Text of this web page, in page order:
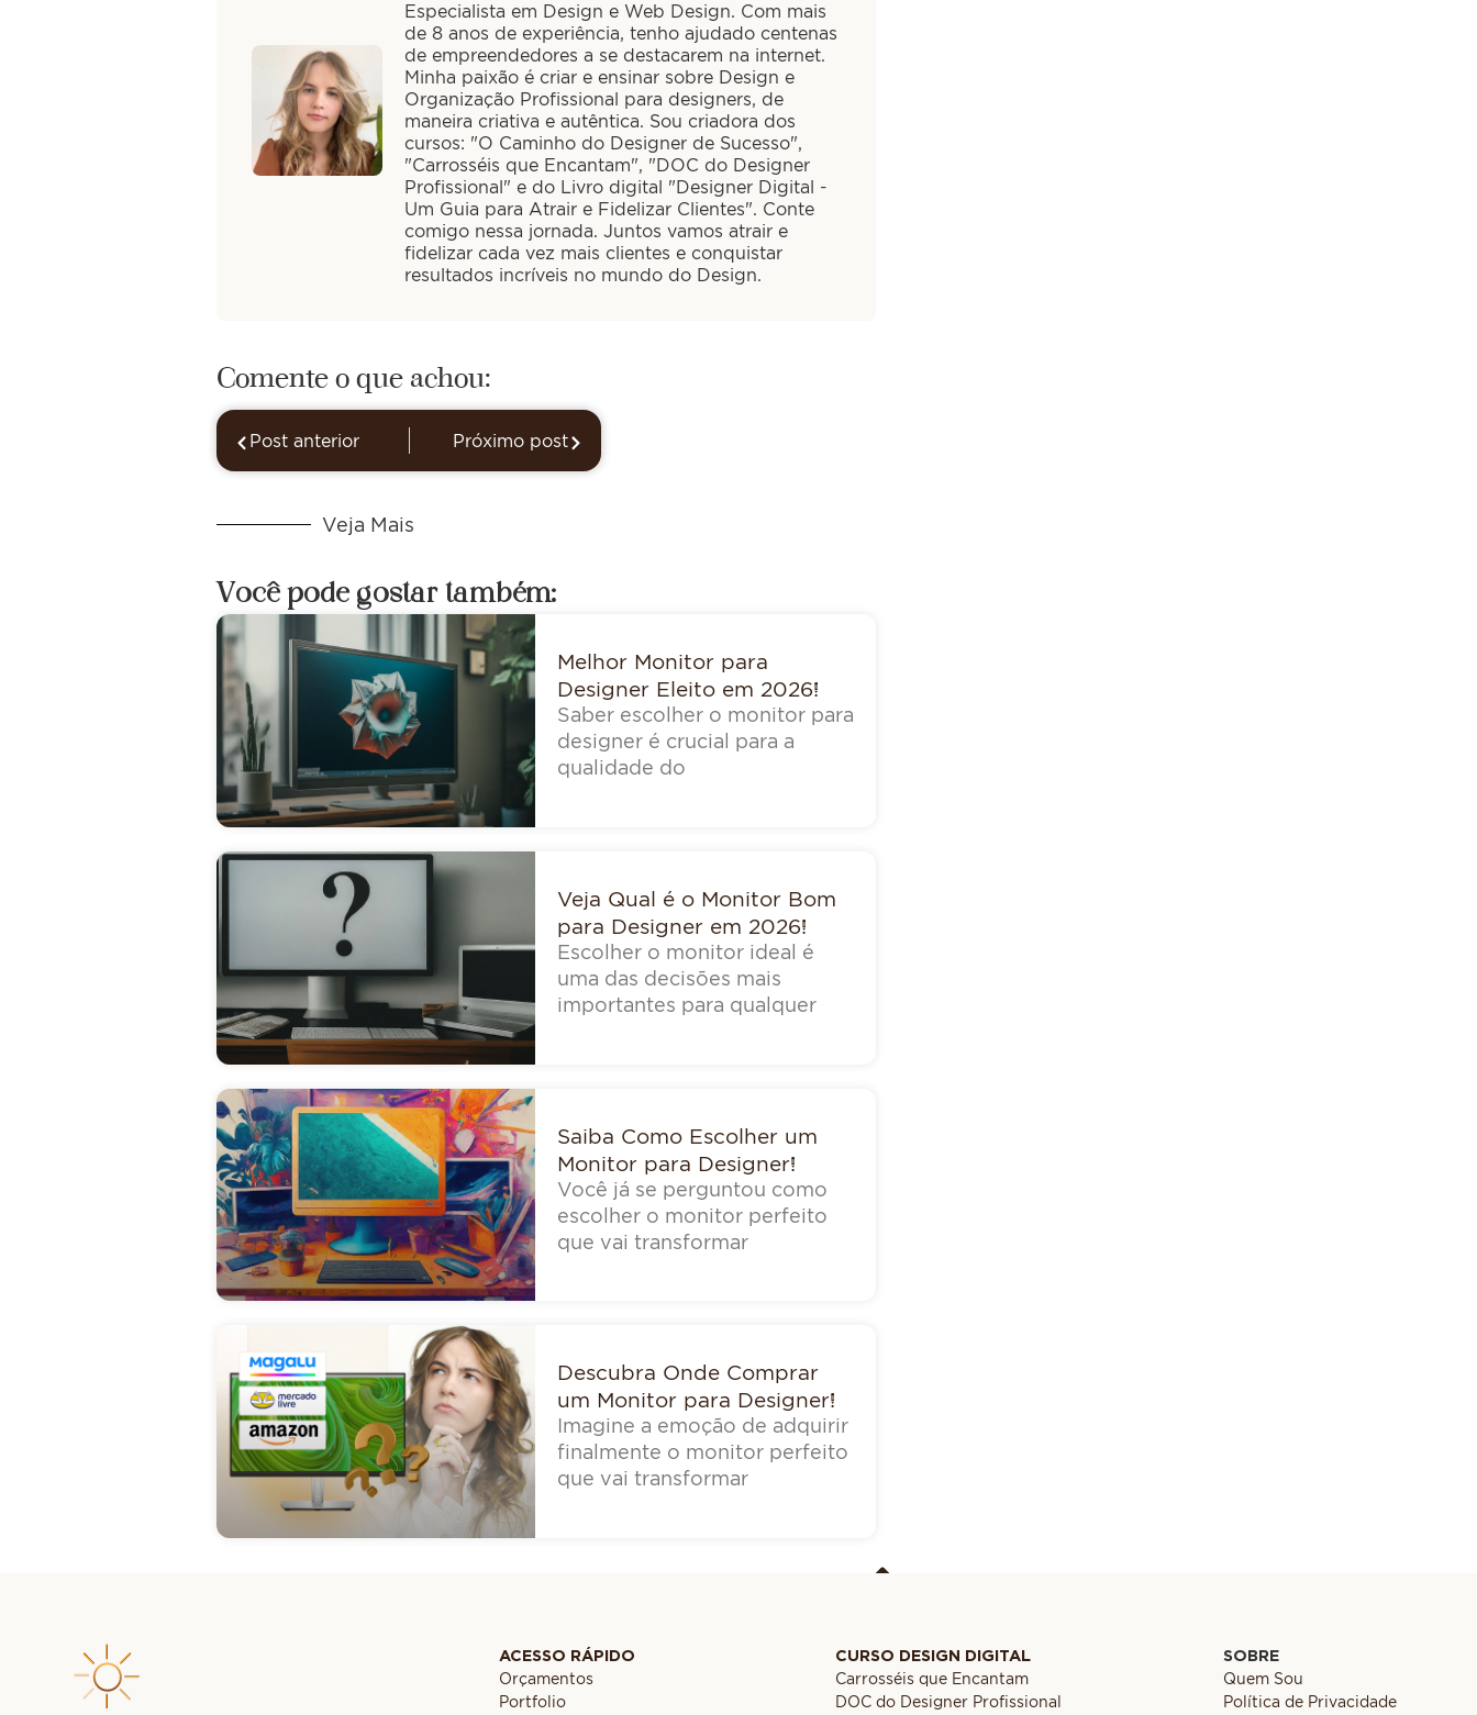
Especialista em Design e Web Design. Com mais
de 8 anos de experiência, tenho ajudado centenas
de empreendedores a se destacarem na internet.
Minha paixão é criar e ensinar sobre Design e
Organização Profissional para designers, de
maneira criativa e autêntica. Sou criadora dos
cursos: "O Caminho do Designer de Sucesso",
"Carrosséis que Encantam", "DOC do Designer
Profissional" e do Livro digital "Designer Digital -
Um Guia para Atrair e Fidelizar Clientes". Conte
comigo nessa jornada. Juntos vamos atrair e
fidelizar cada vez mais clientes e conquistar
resultados incríveis no mundo do Design.
Comente o que achou:
Post anterior Próximo post
Veja Mais
Você pode gostar também:
Melhor Monitor para
Designer Eleito em 2026!
Saber escolher o monitor para
designer é crucial para a
qualidade do
Veja Qual é o Monitor Bom
para Designer em 2026!
Escolher o monitor ideal é
uma das decisões mais
importantes para qualquer
Saiba Como Escolher um
Monitor para Designer!
Você já se perguntou como
escolher o monitor perfeito
que vai transformar
Descubra Onde Comprar
um Monitor para Designer!
Imagine a emoção de adquirir
finalmente o monitor perfeito
que vai transformar
ACESSO RÁPIDO
Orçamentos
Portfolio
CURSO DESIGN DIGITAL
Carrosséis que Encantam
DOC do Designer Profissional
SOBRE
Quem Sou
Política de Privacidade